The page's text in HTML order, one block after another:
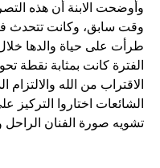
وأوضحت الابنة أن هذه
وقت سابق، وكانت تتحدث
طرأت على حياة والدها
الفترة كانت بمثابة نقطة
الاقتراب من الله
الشائعات اختاروا
تشويه صورة الفنان الراحل